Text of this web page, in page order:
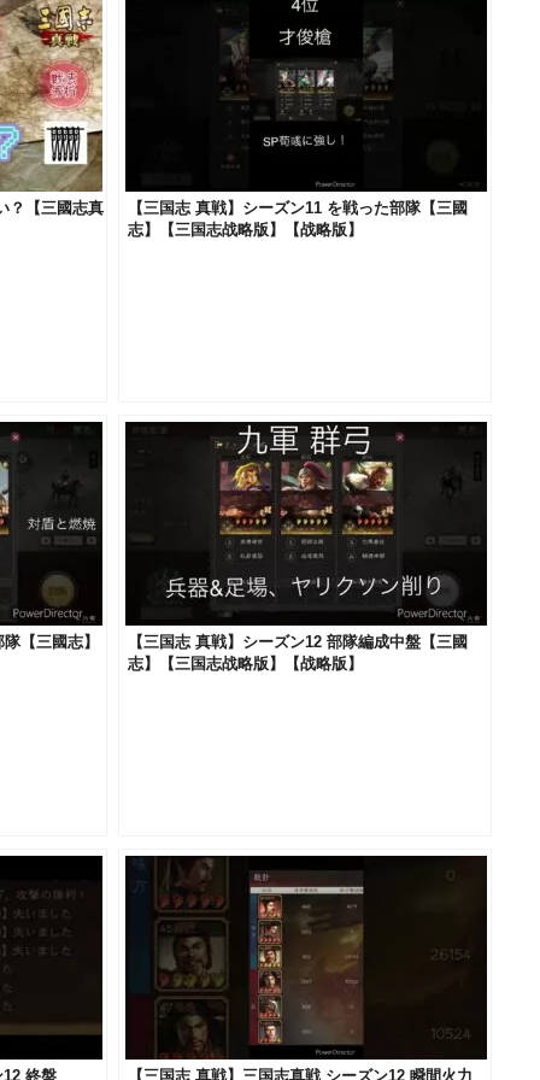
？【三國志真
【三国志 真戦】シーズン11 を戦った部隊【三國
志】【三国志战略版】【战略版】
【三國志】
【三国志 真戦】シーズン12 部隊編成中盤【三國
志】【三国志战略版】【战略版】
終盤 【三国志 真戦】三国志真戦 シーズン12 瞬間火力